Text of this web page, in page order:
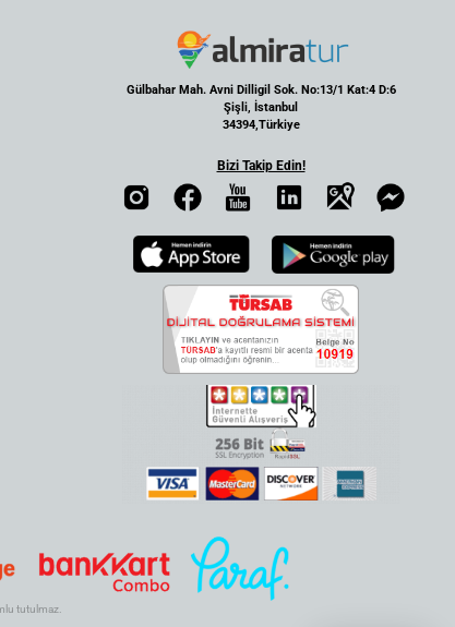
Gülbahar Mah. Avni Dilligil Sok. No:13/1 Kat:4 D:6
Şişli, İstanbul
34394,Türkiye
Bizi Takip Edin!
tutulmaz.